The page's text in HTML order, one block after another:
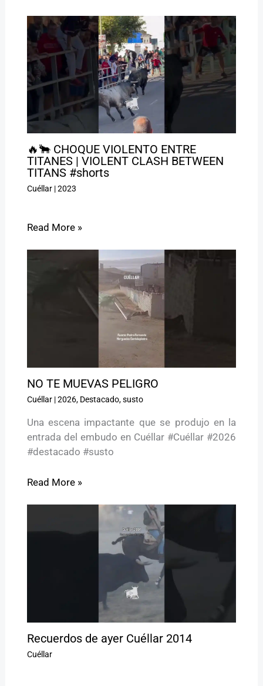
🔥🐂 CHOQUE VIOLENTO ENTRE
TITANES | VIOLENT CLASH BETWEEN
TITANS #shorts
Cuéllar|2023
Read More »
NO TE MUEVAS PELIGRO ️
Cuéllar|2026, Destacado,susto
Una escena impactante que se produjo en la
entrada del embudo en Cuéllar #Cuéllar #2026
#destacado #susto
Read More »
Recuerdos de ayer Cuéllar 2014
Cuéllar